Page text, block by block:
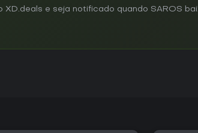
e seja notificado quando SAROS